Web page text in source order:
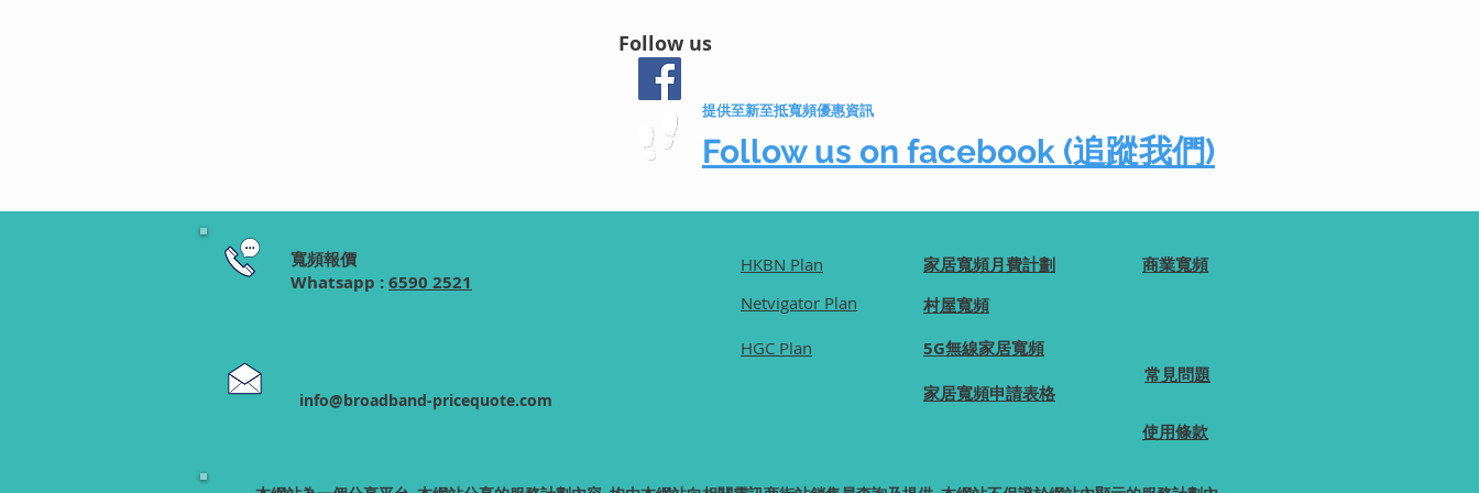
Follow us
提供至新至抵寬頻優惠資訊
Follow us on facebook (追蹤我們)
寬頻報價
Whatsapp :6590 2521
info@broadband-pricequote.com
HKBN Plan 商業寬頻
常見問題
使用條款
家居寬頻月費計劃
村屋寬頻
5G無線家居寬頻
家居寬頻申請表格
Netvigator Plan
HGC Plan